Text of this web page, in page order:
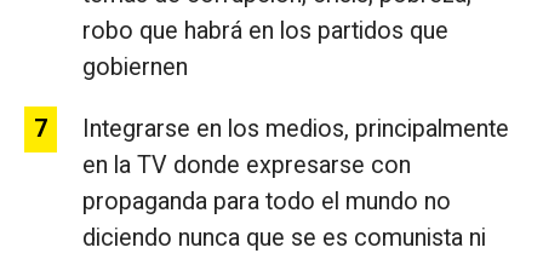
robo que habrá en los partidos que
gobiernen
Integrarse en los medios, principalmente
en la TV donde expresarse con
propaganda para todo el mundo no
diciendo nunca que se es comunista ni